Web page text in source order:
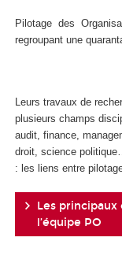
Pilotage des
regroupant une
Leurs travaux de
plusieurs champs
audit, finance,
droit, science
: les liens entre
Les
l’équipe PO